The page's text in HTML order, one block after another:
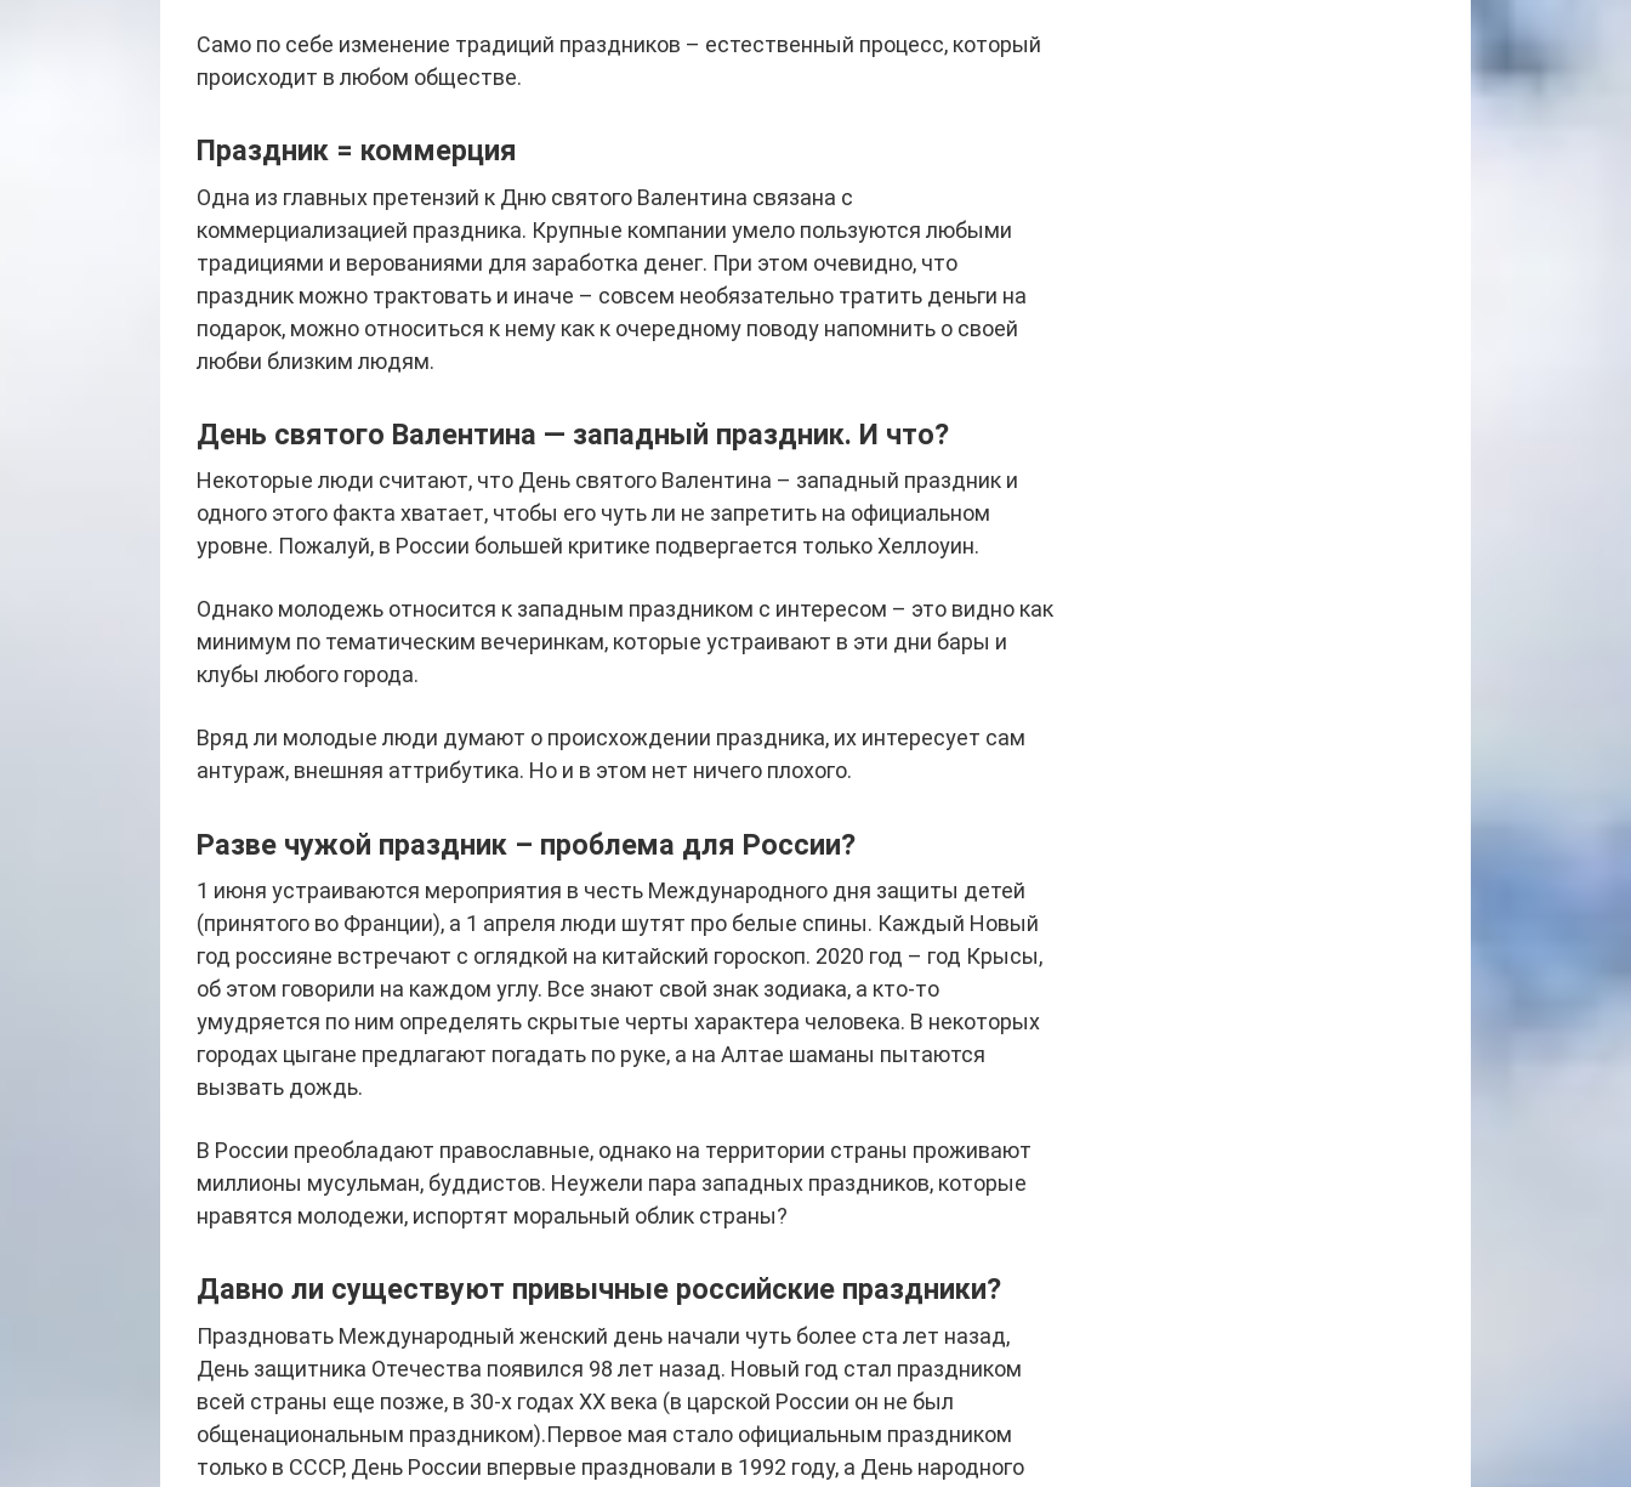
Само по себе изменение традиций праздников – естественный процесс, который
происходит в любом обществе.
Праздник = коммерция
Одна из главных претензий к Дню святого Валентина связана с
коммерциализацией праздника. Крупные компании умело пользуются любыми
традициями и верованиями для заработка денег. При этом очевидно, что
праздник можно трактовать и иначе – совсем необязательно тратить деньги на
подарок, можно относиться к нему как к очередному поводу напомнить о своей
любви близким людям.
День святого Валентина — западный праздник. И что?
Некоторые люди считают, что День святого Валентина – западный праздник и
одного этого факта хватает, чтобы его чуть ли не запретить на официальном
уровне. Пожалуй, в России большей критике подвергается только Хеллоуин.
Однако молодежь относится к западным праздником с интересом – это видно как
минимум по тематическим вечеринкам, которые устраивают в эти дни бары и
клубы любого города.
Вряд ли молодые люди думают о происхождении праздника, их интересует сам
антураж, внешняя аттрибутика. Но и в этом нет ничего плохого.
Разве чужой праздник – проблема для России?
1 июня устраиваются мероприятия в честь Международного дня защиты детей
(принятого во Франции), а 1 апреля люди шутят про белые спины. Каждый Новый
год россияне встречают с оглядкой на китайский гороскоп. 2020 год – год Крысы,
об этом говорили на каждом углу. Все знают свой знак зодиака, а кто-то
умудряется по ним определять скрытые черты характера человека. В некоторых
городах цыгане предлагают погадать по руке, а на Алтае шаманы пытаются
вызвать дождь.
В России преобладают православные, однако на территории страны проживают
миллионы мусульман, буддистов. Неужели пара западных праздников, которые
нравятся молодежи, испортят моральный облик страны?
Давно ли существуют привычные российские праздники?
Праздновать Международный женский день начали чуть более ста лет назад,
День защитника Отечества появился 98 лет назад. Новый год стал праздником
всей страны еще позже, в 30-х годах ХХ века (в царской России он не был
общенациональным праздником).Первое мая стало официальным праздником
только в СССР, День России впервые праздновали в 1992 году, а День народного